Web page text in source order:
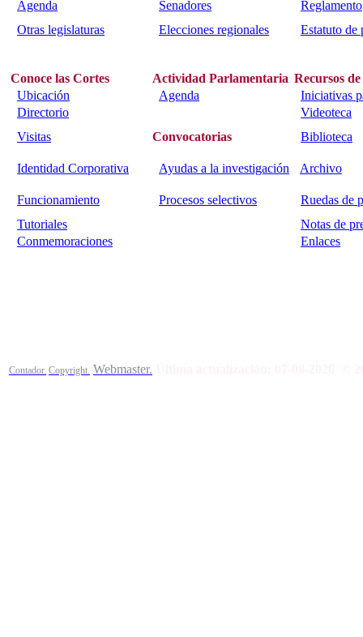
Agenda
Senadores
Reglamento
Otras legislaturas
Elecciones regionales Estatuto de
Conoce las Cortes Actividad Parlamentaria Recursos
Ubicación
Agenda
Iniciativas
Directorio
Videoteca
Visitas
Convocatorias Biblioteca
Identidad Corporativa Ayudas a la investigación Archivo
Funcionamiento Procesos selectivos
Ruedas de
Tutoriales
Notas de
Conmemoraciones
Enlaces
Contador. Copyright. Webmaster.